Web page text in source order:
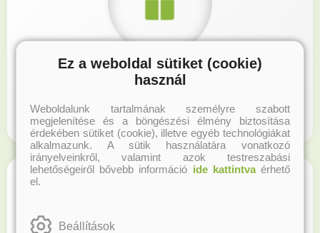
Hűségprogram
Regisztrálj honlapunkon és gyűjtsd a hűségpontokat!
Ez a weboldal sütiket (cookie)
használ
Weboldalunk tartalmának személyre szabott
megjelenítése és a böngészési élmény biztosítása
érdekében sütiket (cookie), illetve egyéb technológiákat
alkalmazunk. A sütik használatára vonatkozó
irányelveinkről, valamint azok testreszabási
lehetőségeiről bővebb információ ide kattintvaérhető
el.
Beállítások